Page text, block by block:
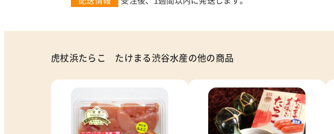
虎杖浜たらこ たけまる渋谷水産の他の商品